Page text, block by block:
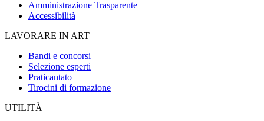
Amministrazione Trasparente
Accessibilità
LAVORARE IN ART
Bandi e concorsi
Selezione esperti
Praticantato
Tirocini di formazione
UTILITÀ